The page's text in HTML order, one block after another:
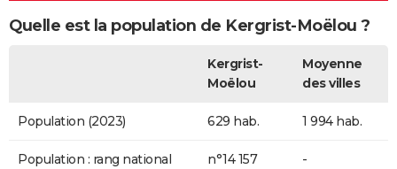
Quelle est la population de Kergrist-Moëlou ?
Kergrist-
Moëlou
Moyenne
des villes
Population (2023) 629 hab. 1 994 hab.
Population : rang national
n°14 157 -